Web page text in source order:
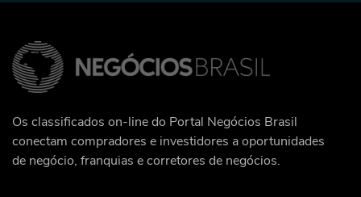
Os classificados on-line do Portal Negócios Brasil
conectam compradores e investidores a oportunidades
de negócio, franquias e corretores de negócios.